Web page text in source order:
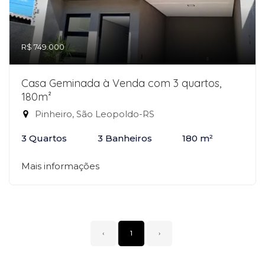
R$ 749.000
Casa Geminada à Venda com 3 quartos,
180m²
Pinheiro, São Leopoldo-RS
3 Quartos 3 Banheiros 180 m²
Mais informações
‹ 1 ›